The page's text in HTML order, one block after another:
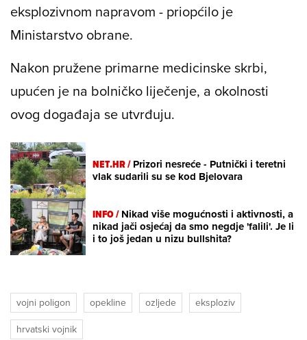
eksplozivnom napravom - priopćilo je
Ministarstvo obrane.
Nakon pružene primarne medicinske skrbi,
upućen je na bolničko liječenje, a okolnosti
ovog događaja se utvrđuju.
NET.HR /Prizori nesreće - Putnički i teretni
vlak sudarili su se kod Bjelovara
INFO /Nikad više mogućnosti i aktivnosti, a
nikad jači osjećaj da smo negdje 'falili'. Je li
i to još jedan u nizu bullshita?
vojni poligon opekline ozljede
eksploziv
hrvatski vojnik